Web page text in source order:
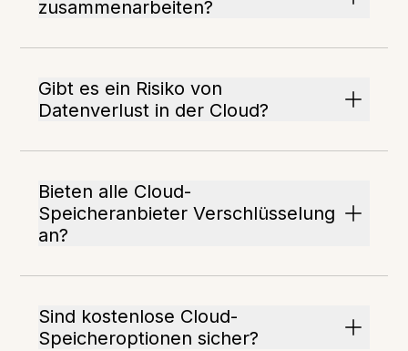
zusammenarbeiten?
Gibt es ein Risiko von
Datenverlust in der Cloud?
Bieten alle Cloud-
Speicheranbieter Verschlüsselung
an?
Sind kostenlose Cloud-
Speicheroptionen sicher?